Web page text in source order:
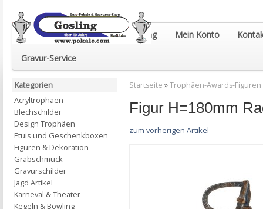
Euro-Pokale & Gravur-Shop Gosling Mein Konto
Gravur-Service
Startseite »Trophäen-Awards-Figuren
Figur H=180mm
zum vorherigen Artikel
Kategorien
Acryltrophäen
Blechschilder
Design Trophäen
Etuis und Geschenkboxen
Figuren & Dekoration
Grabschmuck
Gravurschilder
Jagd Artikel
Karneval & Theater
Kegeln & Bowling